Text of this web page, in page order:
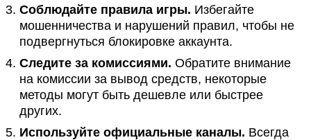
Соблюдайте правила игры. Избегайте
мошенничества и нарушений правил, чтобы не
подвергнуться блокировке аккаунта.
Следите за комиссиями. Обратите внимание
на комиссии за вывод средств, некоторые
методы могут быть дешевле или быстрее
других.
Используйте официальные каналы. Всегда